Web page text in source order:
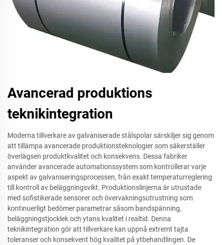
Avancerad produktions
teknikintegration
Moderna tillverkare av galvaniserade stålspolar särskiljer sig genom
att tillämpa avancerade produktionsteknologier som säkerställer
överlägsen produktkvalitet och konsekvens. Dessa fabriker
använder avancerade automationssystem som kontrollerar varje
aspekt av galvaniseringsprocessen, från exakt temperaturreglering
till kontroll av beläggningsvikt. Produktionslinjerna är utrustade
med sofistikerade sensorer och övervakningsutrustning som
kontinuerligt bedömer parametrar såsom bandspänning,
beläggningstjocklek och ytans kvalitet i realtid. Denna
teknikintegration gör att tillverkare kan uppnå extremt tajta
toleranser och konsekvent hög kvalitet på ytbehandlingen. De